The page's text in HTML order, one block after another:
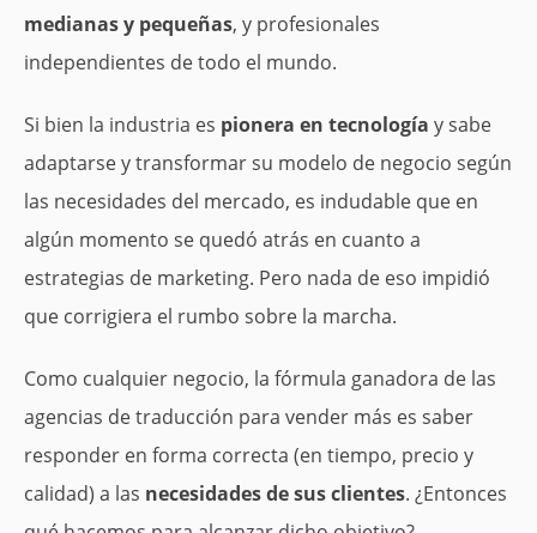
medianas y pequeñas, y profesionales
independientes de todo el mundo.
Si bien la industria es pionera en tecnología y sabe
adaptarse y transformar su modelo de negocio según
las necesidades del mercado, es indudable que en
algún momento se quedó atrás en cuanto a
estrategias de marketing. Pero nada de eso impidió
que corrigiera el rumbo sobre la marcha.
Como cualquier negocio, la fórmula ganadora de las
agencias de traducción para vender más es saber
responder en forma correcta (en tiempo, precio y
calidad) a las necesidades de sus clientes. ¿Entonces